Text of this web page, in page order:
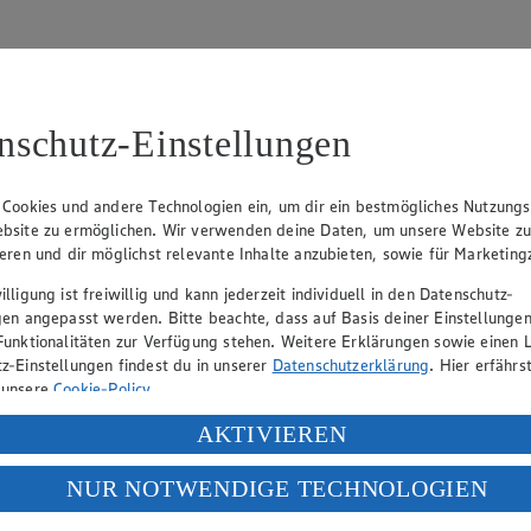
Fickert (Vorstandsmitglied), Jürgen Mäder
gewährt Ihnen jedoch das Recht, den auf dieser Website
und Vervielfältigung von Bildmaterial oder Grafiken aus
verantwortlich. Firma und Anschriften unserer
hin, dass wir nicht an einem Streitbeilegungsverfahren vor einer
Einstellungen
und andere Technologien ein, um dir ein bestmögliches
zu ermöglichen. Wir verwenden deine Daten, um unsere Website zu
und dir möglichst relevante Inhalte anzubieten, sowie für
ist freiwillig und kann jederzeit individuell in den Datenschutz-
angepasst werden. Bitte beachte, dass auf Basis deiner
zur Verfügung stehen. Weitere Erklärungen sowie einen
Einstellungen findest du in unserer Datenschutzerklärung. Hier
Cookie-Policy.
deiner personenbezogenen Daten in den USA durch Facebook und
„Aktivieren“ klickst, willigst du im Sinne des Art. 49 Abs. 1 Satz 1 lit.
Daten in den USA verarbeitet werden. Der EuGH sieht die USA als
europäischen Standards nicht angemessenen Datenschutzniveau an. Es
AKTIVIEREN
NUR NOTWENDIGE TECHNOLOGIEN